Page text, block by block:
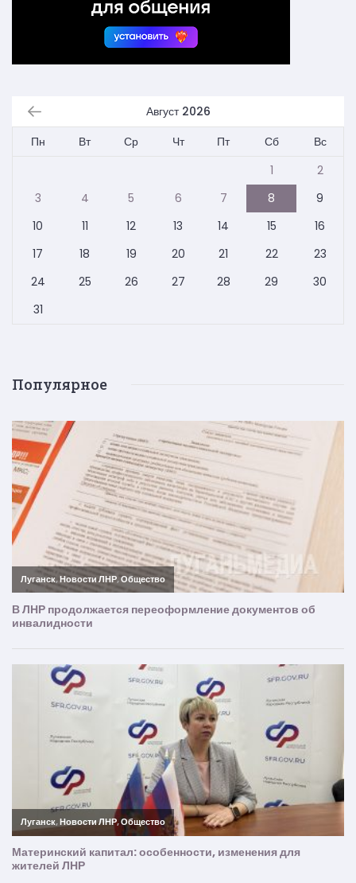
Август 2026
Пн
Вт Ср Чт Пт Сб
Вс
1
2
3
4 5 6 7 8
9
10
11 12 13 14 15
16
17
18 19 20 21 22
23
24
25 26 27 28 29
30
31
Популярное